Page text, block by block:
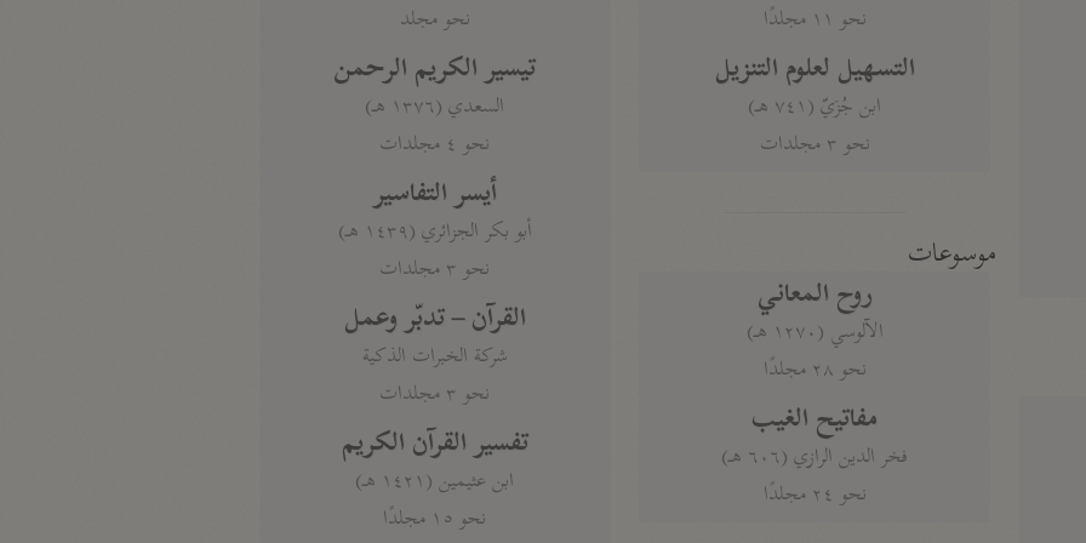
نحو ١١ مجلدًا
التسهيل لعلوم التنزيل
ابن جُزَيّ (٧٤١ هـ)
نحو ٣ مجلدات
موسوعات
روح المعاني
الآلوسي (١٢٧٠ هـ)
نحو ٢٨ مجلدًا
مفاتيح الغيب
فخر الدين الرازي (٦٠٦ هـ)
نحو ٢٤ مجلدًا
نحو مجلد
تيسير الكريم الرحمن
السعدي (١٣٧٦ هـ)
نحو ٤ مجلدات
أيسر التفاسير
أبو بكر الجزائري (١٤٣٩ هـ)
نحو ٣ مجلدات
القرآن – تدبّر وعمل
شركة الخبرات الذكية
نحو ٣ مجلدات
تفسير القرآن الكريم
ابن عثيمين (١٤٢١ هـ)
نحو ١٥ مجلدًا